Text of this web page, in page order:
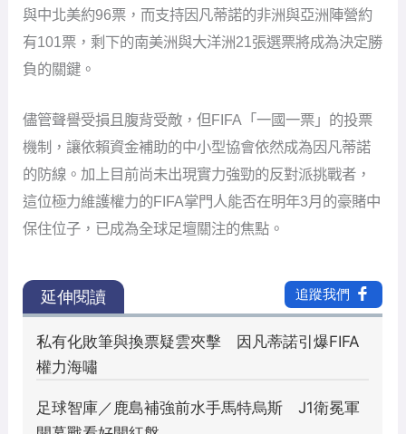
與中北美約96票，而支持因凡蒂諾的非洲與亞洲陣營約
有101票，剩下的南美洲與大洋洲21張選票將成為決定勝
負的關鍵。
儘管聲譽受損且腹背受敵，但FIFA「一國一票」的投票
機制，讓依賴資金補助的中小型協會依然成為因凡蒂諾
的防線。加上目前尚未出現實力強勁的反對派挑戰者，
這位極力維護權力的FIFA掌門人能否在明年3月的豪賭中
保住位子，已成為全球足壇關注的焦點。